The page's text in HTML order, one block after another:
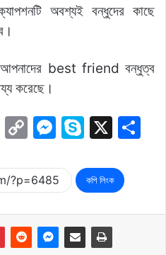
অবশ্যই বন্ধুদের কাছে
best friend বন্ধুত্ব
করেছে।
R
d
di
t
C
p
y
Li
n
M
s
s
e
n
S
y
p
e
X
কপি লিংক